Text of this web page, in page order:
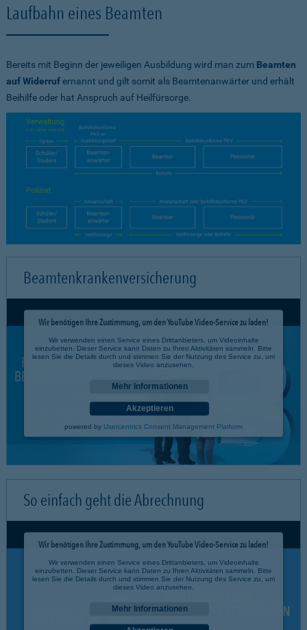
Laufbahn eines Beamten
Bereits mit Beginn der jeweiligen Ausbildung wird man zum Beamten
auf Widerrufernannt und gilt somit als Beamtenanwärter und erhält
Beihilfe oder hat Anspruch auf Heilfürsorge.
Beamtenkrankenversicherung
Wir benötigen Ihre Zustimmung, um den YouTube Video-Service zu laden!
Wir verwenden einen Service eines Drittanbieters, um Videoinhalte
einzubetten. Dieser Service kann Daten zu Ihren Aktivitäten sammeln. Bitte
lesen Sie die Details durch und stimmen Sie der Nutzung des Service zu, um
dieses Video anzusehen.
Mehr Informationen
Akzeptieren
powered by Usercentrics Consent Management Platform
So einfach geht die Abrechnung
Wir benötigen Ihre Zustimmung, um den YouTube Video-Service zu laden!
Wir verwenden einen Service eines Drittanbieters, um Videoinhalte
einzubetten. Dieser Service kann Daten zu Ihren Aktivitäten sammeln. Bitte
lesen Sie die Details durch und stimmen Sie der Nutzung des Service zu, um
dieses Video anzusehen.
Mehr Informationen